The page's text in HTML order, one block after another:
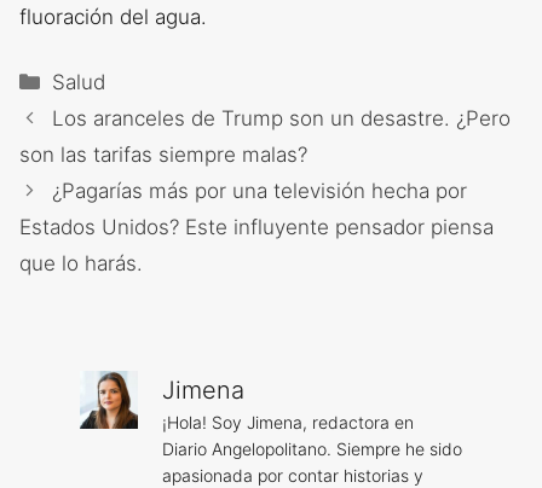
fluoración del agua.
Categorías
Salud
Los aranceles de Trump son un desastre. ¿Pero
son las tarifas siempre malas?
¿Pagarías más por una televisión hecha por
Estados Unidos? Este influyente pensador piensa
que lo harás.
Jimena
¡Hola! Soy Jimena, redactora en
Diario Angelopolitano. Siempre he sido
apasionada por contar historias y